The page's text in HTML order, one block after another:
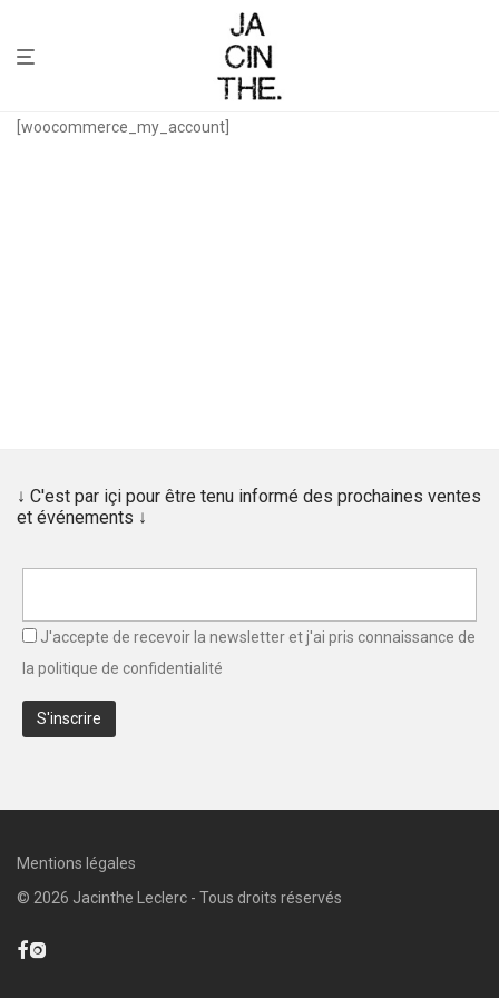
[woocommerce_my_account]
↓ C'est par içi pour être tenu informé des prochaines ventes
et événements ↓
J'accepte de recevoir la newsletter et j'ai pris connaissance de
la politique de confidentialité
Mentions légales
© 2026 Jacinthe Leclerc - Tous droits réservés